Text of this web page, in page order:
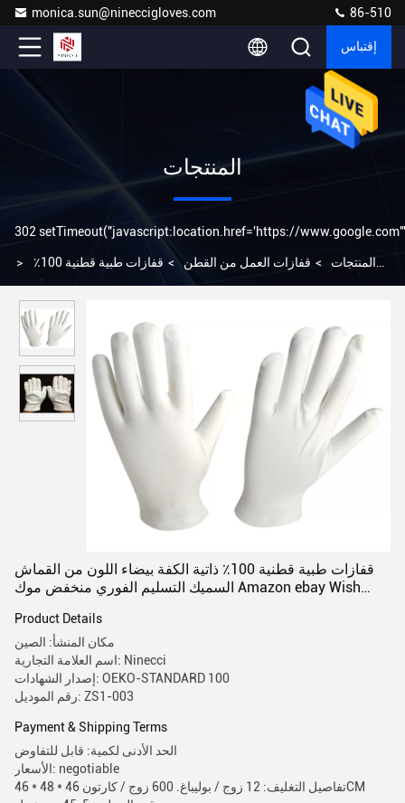
monica.sun@nineccigloves.com 86-510
إقتباس
المنتجات
302 setTimeout("javascript:location.href='https://
> المنتجات > قفازات العمل من القطن > قفازات طبية قطنية 100٪
Amazon ebay Wish shopee
قفازات طبية قطنية 100٪ ذاتية الكفة بيضاء اللون من القماش
السميك التسليم الفوري منخفض موك Amazon ebay Wish
Product Details
مكان المنشأ: الصين
اسم العلامة التجارية: Ninecci
إصدار الشهادات: OEKO-STANDARD 100
رقم الموديل: ZS1-003
Payment & Shipping Terms
الحد الأدنى لكمية: قابل للتفاوض
الأسعار: negotiable
تفاصيل التغليف: 12 زوج / بوليباغ. 600 زوج / كارتون 46 * 48 * 46CM